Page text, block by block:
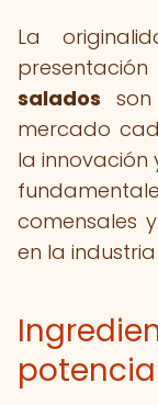
La
salados
mercado
la innovación
comensales
en la